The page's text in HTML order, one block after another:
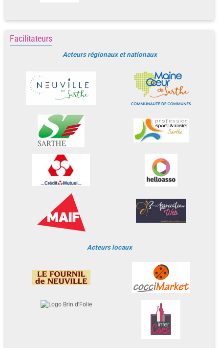
Facilitateurs
Acteurs régionaux et nationaux
Acteurs locaux